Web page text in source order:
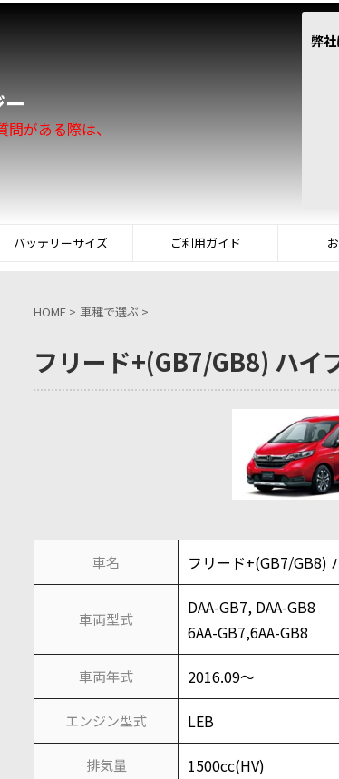
がある際は、
弊
バッテリーサイズ ご利用ガイド
HOME > 車種で選ぶ >
フリード+(GB7/GB8) ハイ
車名 フリード+(GB7/GB8)
車両型式
DAA-GB7, DAA-GB8
6AA-GB7,6AA-GB8
車両年式 2016.09～
エンジン型式 LEB
排気量 1500cc(HV)